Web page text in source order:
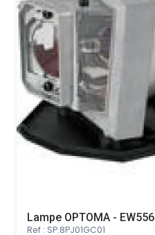
Lampe OPTOMA - EW556
Ref : SP.8PJ01GC01